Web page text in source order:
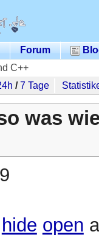
Forum
C++
/7 Tage
was
hide open